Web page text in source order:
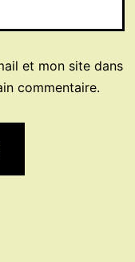
et mon site dans
commentaire.